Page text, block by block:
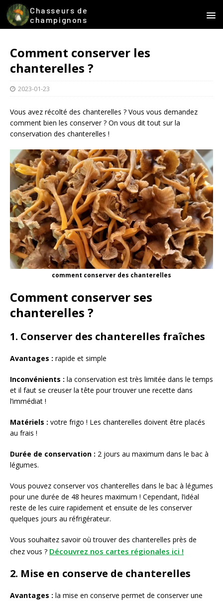
Chasseurs de
champignons
Comment conserver les
chanterelles ?
2023-01-23
Vous avez récolté des chanterelles ? Vous vous demandez
comment bien les conserver ? On vous dit tout sur la
conservation des chanterelles !
comment conserver des chanterelles
Comment conserver ses
chanterelles ?
1. Conserver des chanterelles fraîches
Avantages : rapide et simple
Inconvénients : la conservation est très limitée dans le temps
et il faut se creuser la tête pour trouver une recette dans
l’immédiat !
Matériels : votre frigo ! Les chanterelles doivent être placés
au frais !
Durée de conservation : 2 jours au maximum dans le bac à
légumes.
Vous pouvez conserver vos chanterelles dans le bac à légumes
pour une durée de 48 heures maximum ! Cependant, l’idéal
reste de les cuire rapidement et ensuite de les conserver
quelques jours au réfrigérateur.
Vous souhaitez savoir où trouver des chanterelles près de
chez vous ? Découvrez nos cartes régionales ici !
2. Mise en conserve de chanterelles
Avantages : la mise en conserve permet de conserver une